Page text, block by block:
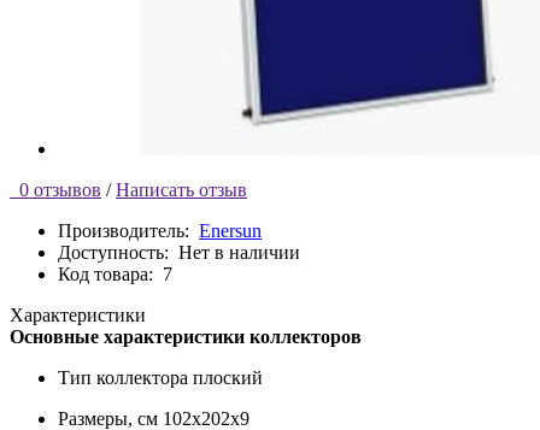
0 отзывов / Написать отзыв
Производитель: Enersun
Доступность: Нет в наличии
Код товара: 7
Характеристики
Основные характеристики коллекторов
Тип коллектора плоский
Размеры, см 102х202х9